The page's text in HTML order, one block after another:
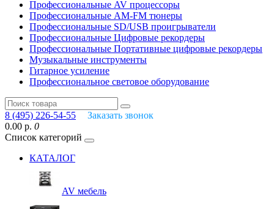
Профессиональные AV процессоры
Профессиональные AM-FM тюнеры
Профессиональные SD/USB проигрыватели
Профессиональные Цифровые рекордеры
Профессиональные Портативные цифровые рекордеры
Музыкальные инструменты
Гитарное усиление
Профессиональное световое оборудование
8 (495) 226-54-55
Заказать звонок
0.00 р. 0
Список категорий
КАТАЛОГ
AV мебель